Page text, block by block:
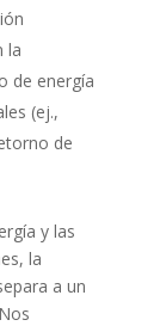
la
de energía
(ej.,
de
y las
la
a un